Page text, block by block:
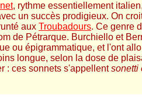
, rythme essentiellement
un succès prodigieux. On
aux Troubadours. Ce genre
de Pétrarque. Burchiello et
ou épigrammatique, et l'ont
longue, selon la dose de
: ces sonnets s'appellentsonetti